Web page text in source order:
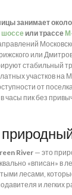
занимает
или трассе
или
стабильный
участков на
от
часы пик без
River — это
«вписан» в
лесами,
и легких